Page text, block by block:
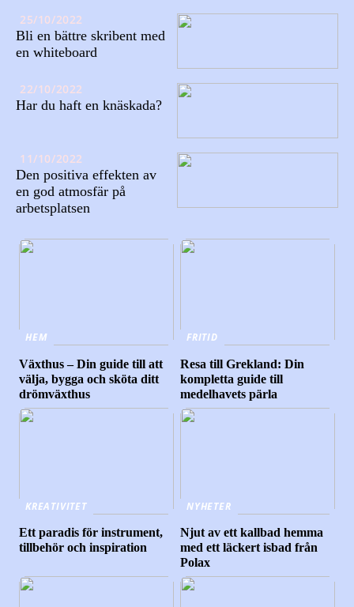
25/10/2022
Bli en bättre skribent med
en whiteboard
22/10/2022
Har du haft en knäskada?
11/10/2022
Den positiva effekten av
en god atmosfär på
arbetsplatsen
HEM
Växthus – Din guide till att
välja, bygga och sköta ditt
drömväxthus
FRITID
Resa till Grekland: Din
kompletta guide till
medelhavets pärla
KREATIVITET
Ett paradis för instrument,
tillbehör och inspiration
NYHETER
Njut av ett kallbad hemma
med ett läckert isbad från
Polax